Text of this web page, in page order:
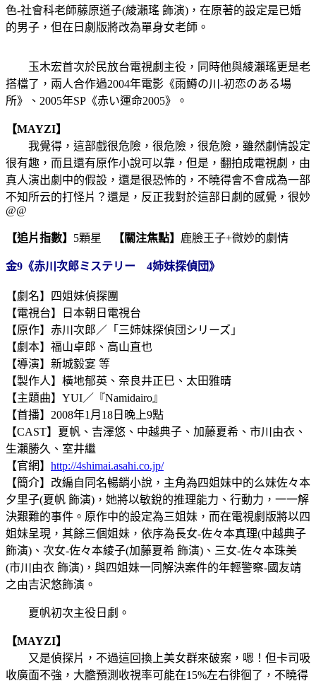
色-社會科老師藤原道子(綾瀨瑤 飾演)，在原著的設定是已婚
的男子，但在日劇版將改為單身女老師。
玉木宏首次於民放台電視劇主役，同時他與綾瀨瑤更是老
搭檔了，兩人合作過2004年電影《雨鱒の川-初恋のある場
所》、2005年SP《赤い運命2005》。
【MAYZI】
我覺得，這部戲很危險，很危險，很危險，雖然劇情設定
很有趣，而且還有原作小說可以靠，但是，翻拍成電視劇，由
真人演出劇中的假設，還是很恐怖的，不曉得會不會成為一部
不知所云的打怪片？還是，反正我對於這部日劇的感覺，很妙
@@
【追片指數】 5顆星 【關注焦點】 鹿臉王子+微妙的劇情
金9《赤川次郎ミステリー 4姉妹探偵団》
【劇名】四姐妹偵探團
【電視台】日本朝日電視台
【原作】赤川次郎／「三姉妹探偵団シリーズ」
【劇本】福山卓郎、高山直也
【導演】新城毅宴 等
【製作人】橫地郁英、奈良井正巳、太田雅晴
【主題曲】YUI／『Namidairo』
【首播】2008年1月18日晚上9點
【CAST】夏帆、吉澤悠、中越典子、加藤夏希、市川由衣、
生瀨勝久、室井繼
【官網】 http://4shimai.asahi.co.jp/
【簡介】改編自同名暢銷小說，主角為四姐妹中的么妹佐々本
夕里子(夏帆 飾演)，她將以敏銳的推理能力、行動力，一一解
決艱難的事件。原作中的設定為三姐妹，而在電視劇版將以四
姐妹呈現，其餘三個姐妹，依序為長女-佐々本真理(中越典子
飾演)、次女-佐々本綾子(加藤夏希 飾演)、三女-佐々本珠美
(市川由衣 飾演)，與四姐妹一同解決案件的年輕警察-國友靖
之由吉沢悠飾演。
夏帆初次主役日劇。
【MAYZI】
又是偵探片，不過這回換上美女群來破案，嗯！但卡司吸
收廣面不強，大膽預測收視率可能在15%左右徘徊了，不曉得